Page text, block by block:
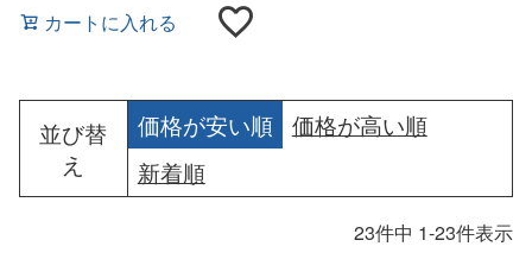
カートに入れる
並び替
え
価格が安い順
価格が高い順
新着順
23件中 1-23件表示